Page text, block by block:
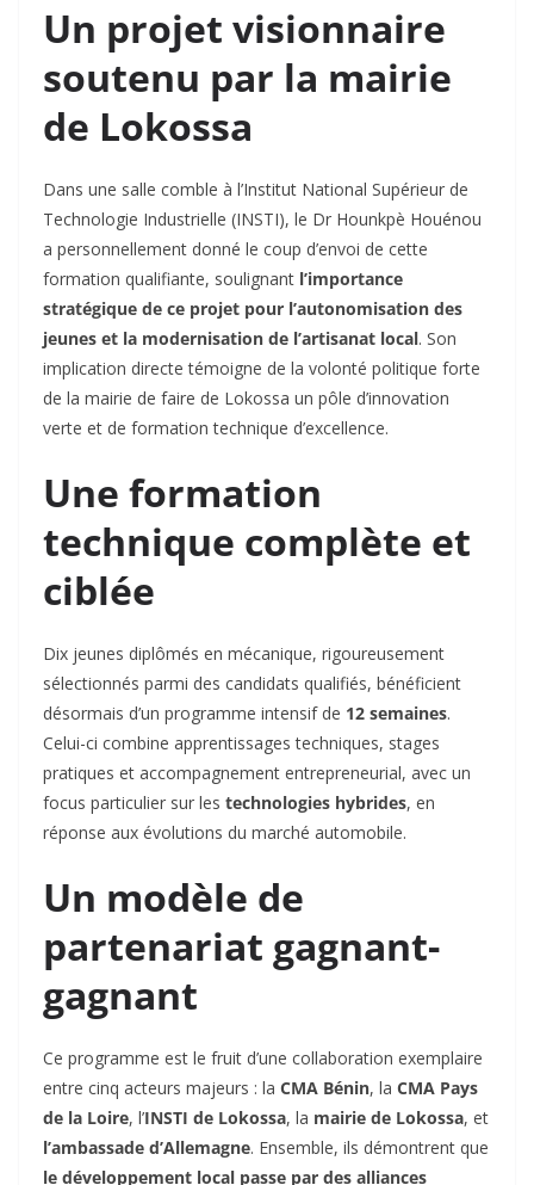
Un projet visionnaire
soutenu par la mairie
de Lokossa
Dans une salle comble à l’Institut National Supérieur de
Technologie Industrielle (INSTI), le Dr Hounkpè Houénou
a personnellement donné le coup d’envoi de cette
formation qualifiante, soulignant l’importance
stratégique de ce projet pour l’autonomisation des
jeunes et la modernisation de l’artisanat local. Son
implication directe témoigne de la volonté politique forte
de la mairie de faire de Lokossa un pôle d’innovation
verte et de formation technique d’excellence.
Une formation
technique complète et
ciblée
Dix jeunes diplômés en mécanique, rigoureusement
sélectionnés parmi des candidats qualifiés, bénéficient
désormais d’un programme intensif de 12 semaines.
Celui-ci combine apprentissages techniques, stages
pratiques et accompagnement entrepreneurial, avec un
focus particulier sur les technologies hybrides, en
réponse aux évolutions du marché automobile.
Un modèle de
partenariat gagnant-
gagnant
Ce programme est le fruit d’une collaboration exemplaire
entre cinq acteurs majeurs : la CMA Bénin, la CMA Pays
de la Loire, l’INSTI de Lokossa, la mairie de Lokossa, et
l’ambassade d’Allemagne. Ensemble, ils démontrent que
le développement local passe par des alliances